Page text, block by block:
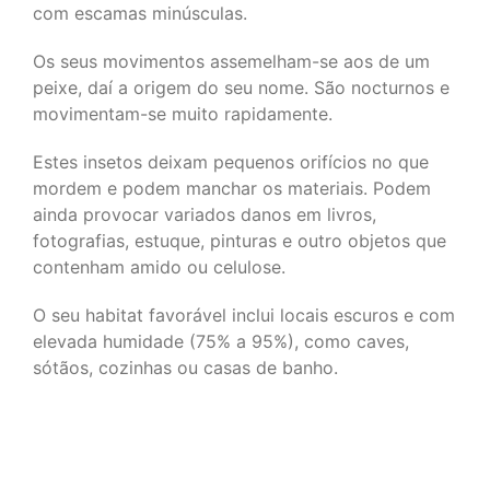
com escamas minúsculas.
Os seus movimentos assemelham-se aos de um
peixe, daí a origem do seu nome. São nocturnos e
movimentam-se muito rapidamente.
Estes insetos deixam pequenos orifícios no que
mordem e podem manchar os materiais. Podem
ainda provocar variados danos em livros,
fotografias, estuque, pinturas e outro objetos que
contenham amido ou celulose.
O seu habitat favorável inclui locais escuros e com
elevada humidade (75% a 95%), como caves,
sótãos, cozinhas ou casas de banho.